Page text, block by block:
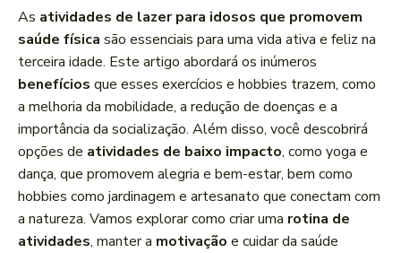
d
o
r
d
e
á
u
d
i
o
As atividades de lazer para idosos que promovem
saúde física são essenciais para uma vida ativa e feliz na
terceira idade. Este artigo abordará os inúmeros
benefícios que esses exercícios e hobbies trazem, como
a melhoria da mobilidade, a redução de doenças e a
importância da socialização. Além disso, você descobrirá
opções de atividades de baixo impacto, como yoga e
dança, que promovem alegria e bem-estar, bem como
hobbies como jardinagem e artesanato que conectam com
a natureza. Vamos explorar como criar uma rotina de
atividades, manter a motivação e cuidar da saúde